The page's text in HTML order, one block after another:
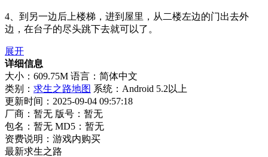
4、到另一边后上楼梯，进到屋里，从二楼左边的门出去外
边，在台子的尽头跳下去就可以了。
展开
详细信息
大小：609.75M 语言：简体中文
类别： 求生之路地图 系统：Android 5.2以上
更新时间：2025-09-04 09:57:18
厂商：暂无 版号：暂无
包名：暂无 MD5：暂无
资费说明：游戏内购买
最新求生之路